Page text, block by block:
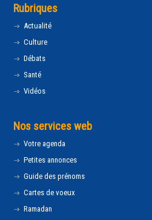
Rubriques
Actualité
Culture
Débats
Santé
Vidéos
Nos services web
Votre agenda
Petites annonces
Guide des prénoms
Cartes de voeux
Ramadan